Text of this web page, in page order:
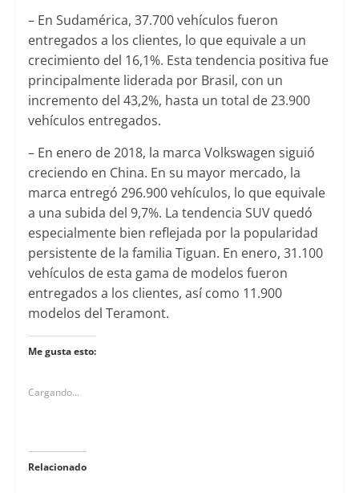
– En Sudamérica, 37.700 vehículos fueron
entregados a los clientes, lo que equivale a un
crecimiento del 16,1%. Esta tendencia positiva fue
principalmente liderada por Brasil, con un
incremento del 43,2%, hasta un total de 23.900
vehículos entregados.
– En enero de 2018, la marca Volkswagen siguió
creciendo en China. En su mayor mercado, la
marca entregó 296.900 vehículos, lo que equivale
a una subida del 9,7%. La tendencia SUV quedó
especialmente bien reflejada por la popularidad
persistente de la familia Tiguan. En enero, 31.100
vehículos de esta gama de modelos fueron
entregados a los clientes, así como 11.900
modelos del Teramont.
Me gusta esto:
Cargando...
Relacionado